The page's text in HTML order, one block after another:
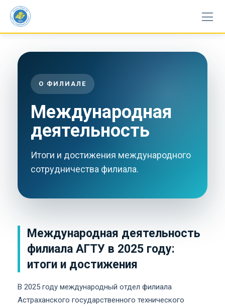
content
О ФИЛИАЛЕ
Международная
деятельность
Итоги и достижения международного
сотрудничества филиала.
Международная деятельность
филиала АГТУ в 2025 году:
итоги и достижения
В 2025 году международный отдел филиала
Астраханского государственного технического